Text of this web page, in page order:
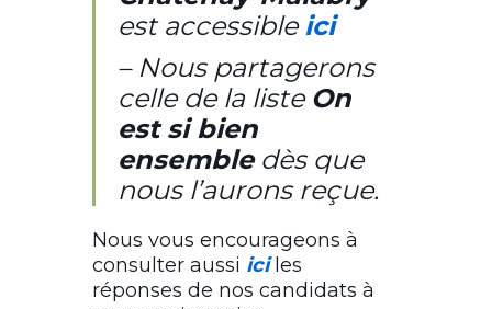
est accessibleici
– Nous partagerons
celle de la liste On
est si bien
ensembledès que
nous l’aurons reçue.
Nous vous encourageons à
consulter aussi ici les
réponses de nos candidats à